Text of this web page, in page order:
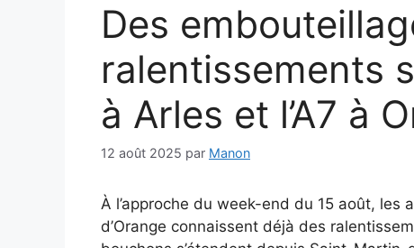
Des
ralentissements
à Arles et l’A7 à
12 août 2025 par Manon
À l’approche du week-end du 15 août, les
d’Orange connaissent déjà des